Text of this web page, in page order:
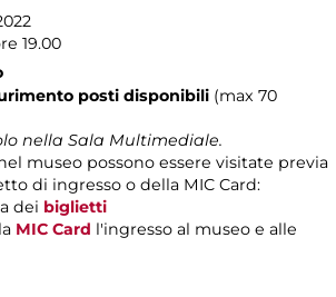
19.00
posti disponibili (max 70
nella Sala Multimediale.
museo possono essere visitate previa
di ingresso o della MIC Card:
dei biglietti
MIC Card l'ingresso al museo e alle